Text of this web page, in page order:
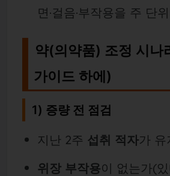
면·걸음·부작용을 주 단
약(의약품) 조정 시나
가이드 하에)
1) 증량 전 점검
지난 2주 섭취 적자가 유
위장 부작용이 없는가(